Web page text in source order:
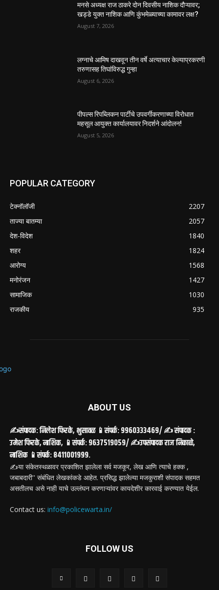
मनसे अध्यक्ष राज ठाकरे दोन दिवसीय नाशिक दौऱ्यावर;
खड्डे युक्त नाशिक आणि कुंभमेळ्याच्या कामावर लक्ष?
August 7, 2026
लग्नाचे आमिष दाखवून तीन वर्षे अत्याचार केल्याप्रकरणी
तरुणासह तिघांविरुद्ध गुन्हा
August 6, 2026
पीपल्स रिपब्लिकन पार्टीचे उपवर्गीकरणाच्या विरोधात
महसूल आयुक्त कार्यालयावर निदर्शने आंदोलन!
August 5, 2026
POPULAR CATEGORY
टेक्नॉलॉजी
2207
ताज्या बातम्या
2057
देश-विदेश
1840
शहर
1824
आरोग्य
1568
मनोरंजन
1427
सामाजिक
1030
राजकीय
935
ABOUT US
✍️संपादक: निलेश फिरके, भुसावळ 📱संपर्क: 9960333469/ ✍️ संपादक :
उमेश फिरके, नाशिक, 📱संपर्क: 9637519059/ ✍️उपसंपादक राज निकाळे,
नाशिक 📱संपर्क: 8411001999.
✍️या संकेतस्थळावर प्रकाशित झालेला सर्व मजकूर, लेख आणि त्याचे हक्क ,
जबाबदारी'' संबंधित लेखकांकडे आहेत. प्रसिद्ध झालेल्या मजकुराशी संपादक सहमत
असतीलच असे नाही याचे उल्लंघन करणाऱ्यांवर कायदेशीर कारवाई करण्यात येईल.
Contact us: info@policewarta.in/
FOLLOW US